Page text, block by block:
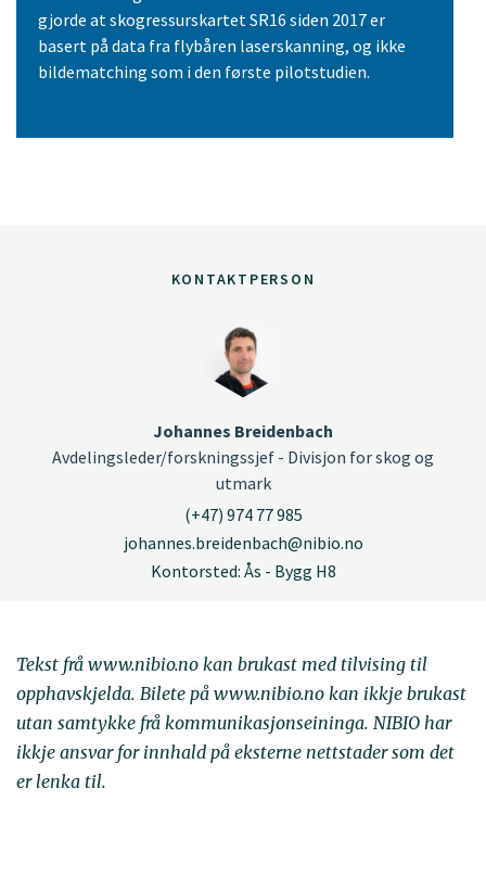
gjorde at skogressurskartet SR16 siden 2017 er
basert på data fra flybåren laserskanning, og ikke
bildematching som i den første pilotstudien.
KONTAKTPERSON
Johannes Breidenbach
Avdelingsleder/forskningssjef - Divisjon for skog og
utmark
(+47) 974 77 985
johannes.breidenbach@nibio.no
Kontorsted: Ås - Bygg H8
Tekst frå www.nibio.no kan brukast med tilvising til
opphavskjelda. Bilete på www.nibio.no kan ikkje brukast
utan samtykke frå kommunikasjonseininga. NIBIO har
ikkje ansvar for innhald på eksterne nettstader som det
er lenka til.